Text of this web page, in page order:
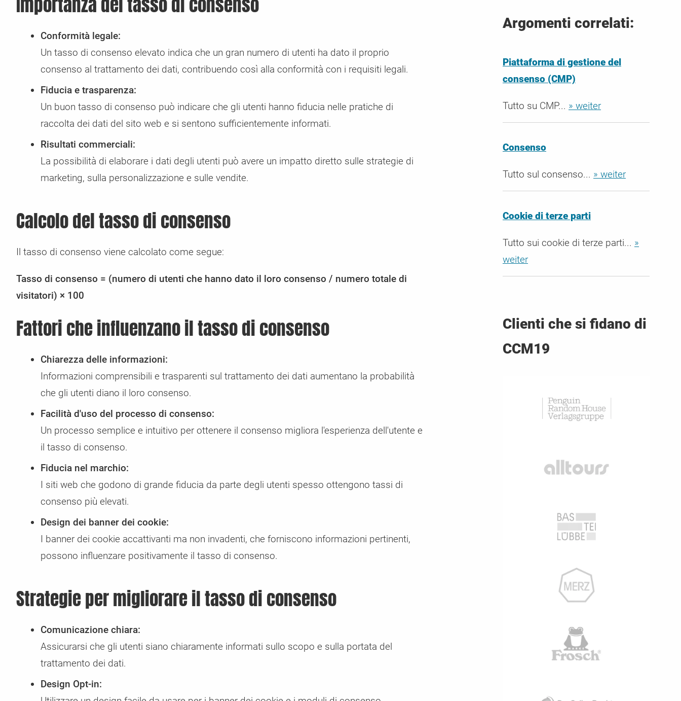
Conformità legale:
Un tasso di consenso elevato indica che un gran numero di utenti ha dato il proprio
consenso al trattamento dei dati, contribuendo così alla conformità con i requisiti legali.
Fiducia e trasparenza:
Un buon tasso di consenso può indicare che gli utenti hanno fiducia nelle pratiche di
raccolta dei dati del sito web e si sentono sufficientemente informati.
Risultati commerciali:
La possibilità di elaborare i dati degli utenti può avere un impatto diretto sulle strategie di
marketing, sulla personalizzazione e sulle vendite.
Calcolo del tasso di consenso
Il tasso di consenso viene calcolato come segue:
Tasso di consenso = (numero di utenti che hanno dato il loro consenso / numero totale di
visitatori) × 100
Fattori che influenzano il tasso di consenso
Chiarezza delle informazioni:
Informazioni comprensibili e trasparenti sul trattamento dei dati aumentano la probabilità
che gli utenti diano il loro consenso.
Facilità d'uso del processo di consenso:
Un processo semplice e intuitivo per ottenere il consenso migliora l'esperienza dell'utente e
il tasso di consenso.
Fiducia nel marchio:
I siti web che godono di grande fiducia da parte degli utenti spesso ottengono tassi di
consenso più elevati.
Design dei banner dei cookie:
I banner dei cookie accattivanti ma non invadenti, che forniscono informazioni pertinenti,
possono influenzare positivamente il tasso di consenso.
Strategie per migliorare il tasso di consenso
Comunicazione chiara:
Assicurarsi che gli utenti siano chiaramente informati sullo scopo e sulla portata del
trattamento dei dati.
Design Opt-in:
Argomenti correlati:
Piattaforma di gestione del
consenso (CMP)
Tutto su CMP... » weiter
Consenso
Tutto sul consenso... » weiter
Cookie di terze parti
Tutto sui cookie di terze parti... »
weiter
Clienti che si fidano di
CCM19